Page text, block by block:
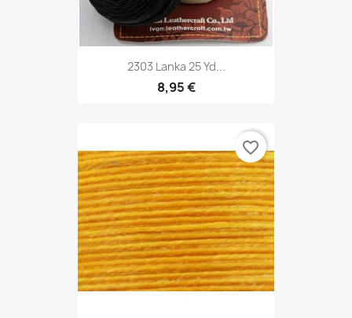
2303 Lanka 25 Yd...
8,95 €
favorite_border